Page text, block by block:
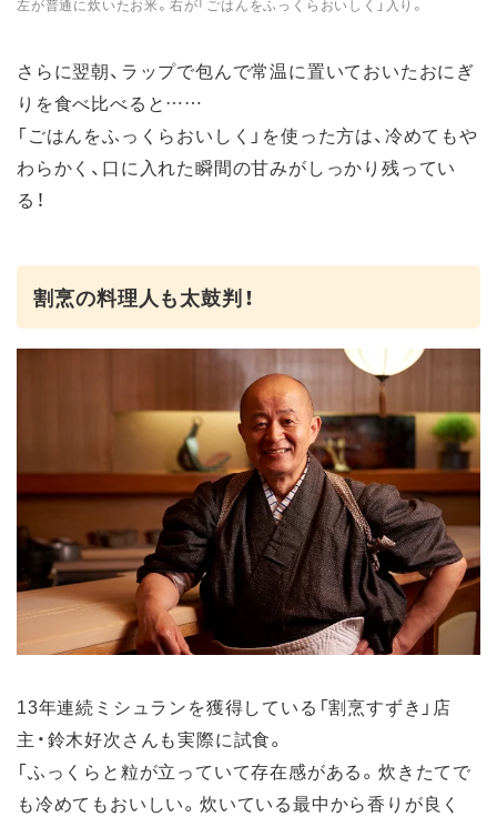
さらに翌朝、ラップで包んで常温に置いておいたおにぎ
りを食べ比べると……
「ごはんをふっくらおいしく」を使った方は、冷めてもや
わらかく、口に入れた瞬間の甘みがしっかり残ってい
る！
割烹の料理人も太鼓判！
13年連続ミシュランを獲得している「割烹すずき」店
主・鈴木好次さんも実際に試食。
「ふっくらと粒が立っていて存在感がある。炊きたてで
も冷めてもおいしい。炊いている最中から香りが良く